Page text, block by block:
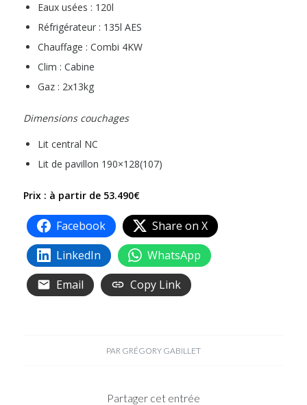
Eaux usées : 120l
Réfrigérateur : 135l AES
Chauffage : Combi 4KW
Clim : Cabine
Gaz : 2x13kg
Dimensions couchages
Lit central NC
Lit de pavillon 190×128(107)
Prix : à partir de 53.490€
Facebook
Share on X
LinkedIn
WhatsApp
Email
Copy Link
PAR GRÉGORY GABILLET
Partager cet entrée